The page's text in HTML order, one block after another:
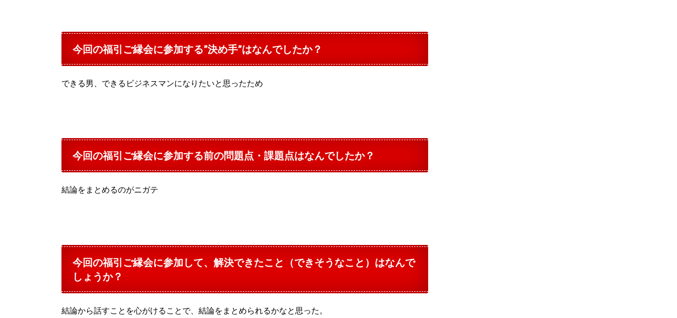
今回の福引ご縁会に参加する”決め手”はなんでしたか？
できる男、できるビジネスマンになりたいと思ったため
今回の福引ご縁会に参加する前の問題点・課題点はなんでしたか？
結論をまとめるのがニガテ
今回の福引ご縁会に参加して、解決できたこと（できそうなこと）はなんで
しょうか？
結論から話すことを心がけることで、結論をまとめられるかなと思った。